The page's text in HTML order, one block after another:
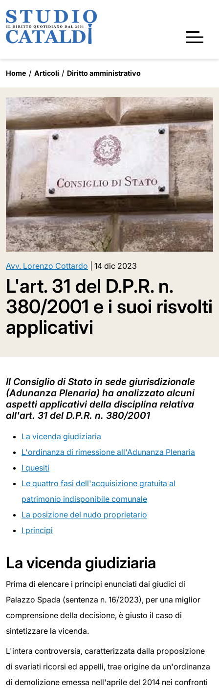
Home Articoli Diritto amministrativo
Avv. Lorenzo Cottardo 14 dic 2023
L'art. 31 del D.P.R. n.
380/2001 e i suoi risvolti
applicativi
Il Consiglio di Stato in sede giurisdizionale
(Adunanza Plenaria) ha analizzato alcuni
aspetti applicativi della disciplina relativa
all'art. 31 del D.P.R. n. 380/2001
La vicenda giudiziaria
L'ordinanza di rimessione all'Adunanza Plenaria
I quesiti
Le quattro fasi dell'acquisizione gratuita al
patrimonio indisponibile comunale
La posizione del nudo proprietario
I principi
La vicenda giudiziaria
Prima di elencare i principi enunciati dai giudici di
Palazzo Spada (sentenza n. 16/2023), per una miglior
comprensione della decisione, è giusto il caso di
sintetizzare la vicenda.
L'intera controversia, caratterizzata dalla proposizione
di svariati ricorsi ed appelli, trae origine da un'ordinanza
di demolizione emessa nell'aprile del 2014 nei confronti